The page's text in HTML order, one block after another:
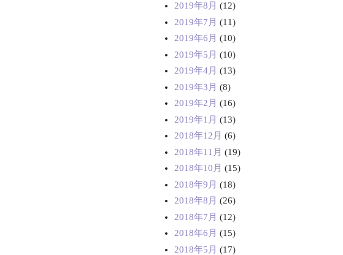
2019年8月 (12)
2019年7月 (11)
2019年6月 (10)
2019年5月 (10)
2019年4月 (13)
2019年3月 (8)
2019年2月 (16)
2019年1月 (13)
2018年12月 (6)
2018年11月 (19)
2018年10月 (15)
2018年9月 (18)
2018年8月 (26)
2018年7月 (12)
2018年6月 (15)
2018年5月 (17)